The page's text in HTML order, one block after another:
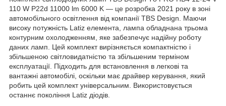
110 W P22d 11000 lm 6000 K — це розробка 2021 року в зоні
автомобільного освітлення від компанії TBS Design. Маючи
високу потужність Latiz елемента, лампа обладнана трьома
контурним охолодженням, яке забезпечує надійну роботу
даних ламп. Цей комплект вирізняється компактністю і
збільшеною світловидатністю та збільшеним терміном
експлуатації. Підходить для встановлення в легкові та
вантажні автомобілі, оскільки має драйвер керування, який
робить цей комплект універсальним. Використовується
останнє покоління Latiz діодів.